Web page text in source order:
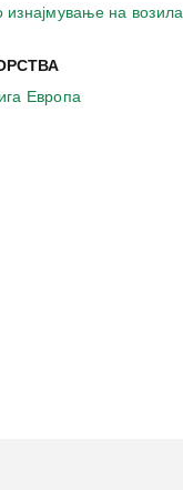
изнајмување на возила
Европа